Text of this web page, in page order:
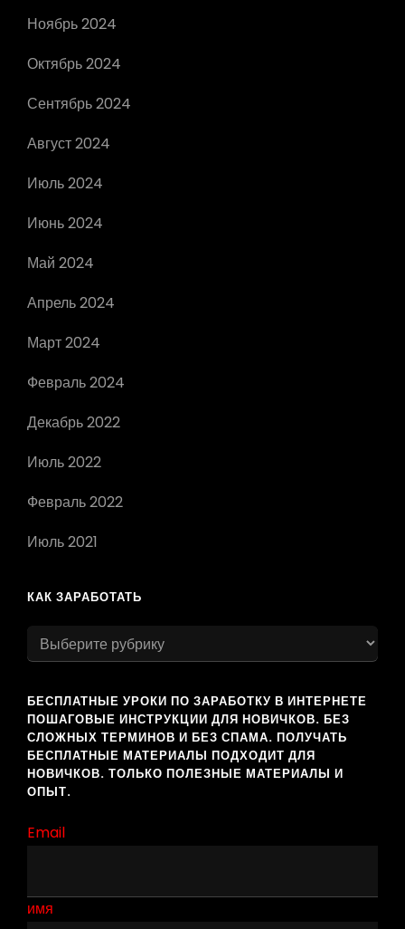
Ноябрь 2024
Октябрь 2024
Сентябрь 2024
Август 2024
Июль 2024
Июнь 2024
Май 2024
Апрель 2024
Март 2024
Февраль 2024
Декабрь 2022
Июль 2022
Февраль 2022
Июль 2021
КАК ЗАРАБОТАТЬ
БЕСПЛАТНЫЕ УРОКИ ПО ЗАРАБОТКУ В ИНТЕРНЕТЕ
ПОШАГОВЫЕ ИНСТРУКЦИИ ДЛЯ НОВИЧКОВ. БЕЗ
СЛОЖНЫХ ТЕРМИНОВ И БЕЗ СПАМА. ПОЛУЧАТЬ
БЕСПЛАТНЫЕ МАТЕРИАЛЫ ПОДХОДИТ ДЛЯ
НОВИЧКОВ. ТОЛЬКО ПОЛЕЗНЫЕ МАТЕРИАЛЫ И
ОПЫТ.
Email
имя